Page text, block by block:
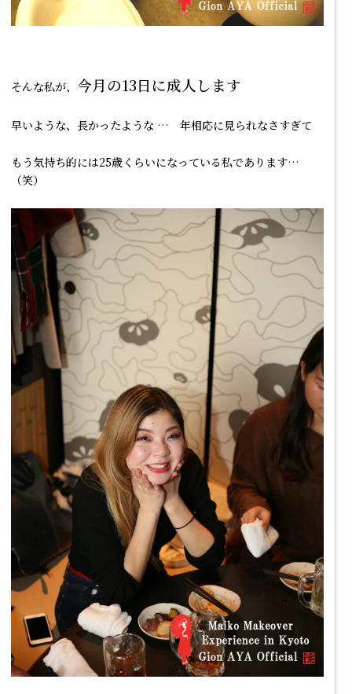
そんな私が、 今月の13日に成人します
早いような、長かったような … 年相応に見られなさすぎて
もう気持ち的には25歳くらいになっている私であります…
（笑）